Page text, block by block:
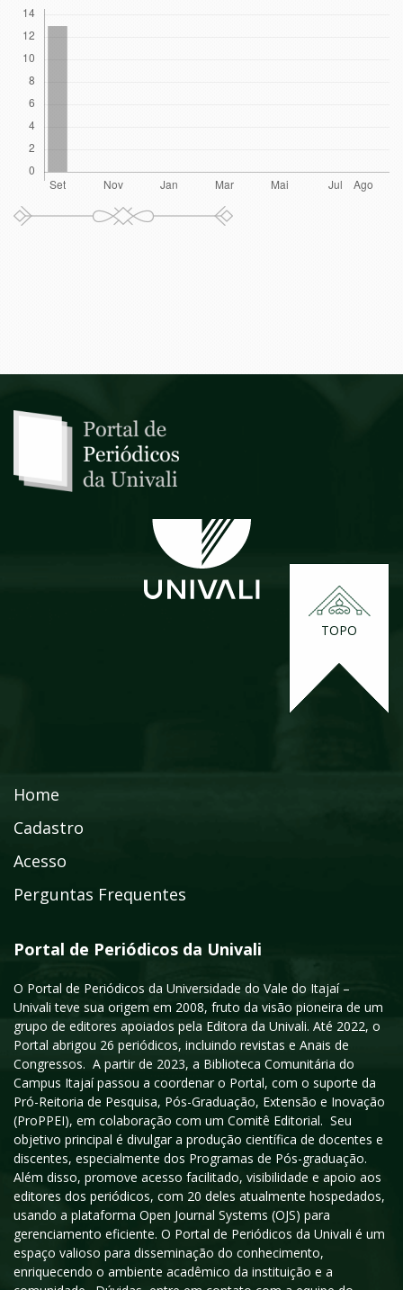
TOPO
Home
Cadastro
Acesso
Perguntas Frequentes
Portal de Periódicos da Univali
O Portal de Periódicos da Universidade do Vale do Itajaí –
Univali teve sua origem em 2008, fruto da visão pioneira de um
grupo de editores apoiados pela Editora da Univali. Até 2022, o
Portal abrigou 26 periódicos, incluindo revistas e Anais de
Congressos. A partir de 2023, a Biblioteca Comunitária do
Campus Itajaí passou a coordenar o Portal, com o suporte da
Pró-Reitoria de Pesquisa, Pós-Graduação, Extensão e Inovação
(ProPPEI), em colaboração com um Comitê Editorial. Seu
objetivo principal é divulgar a produção científica de docentes e
discentes, especialmente dos Programas de Pós-graduação.
Além disso, promove acesso facilitado, visibilidade e apoio aos
editores dos periódicos, com 20 deles atualmente hospedados,
usando a plataforma Open Journal Systems (OJS) para
gerenciamento eficiente. O Portal de Periódicos da Univali é um
espaço valioso para disseminação do conhecimento,
enriquecendo o ambiente acadêmico da instituição e a